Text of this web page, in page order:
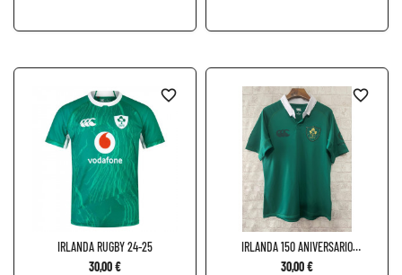
IRLANDA RUGBY 24-25
30,00 €
favorite_border
IRLANDA 150 ANIVERSARIO
RUGBY
30,00 €
favorite_border